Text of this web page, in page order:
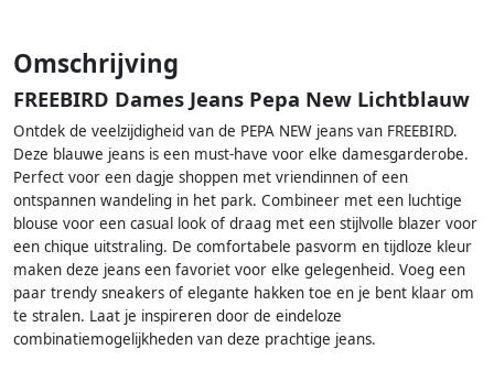
Omschrijving
FREEBIRD Dames Jeans Pepa New Lichtblauw
Ontdek de veelzijdigheid van de PEPA NEW jeans van FREEBIRD.
Deze blauwe jeans is een must-have voor elke damesgarderobe.
Perfect voor een dagje shoppen met vriendinnen of een
ontspannen wandeling in het park. Combineer met een luchtige
blouse voor een casual look of draag met een stijlvolle blazer voor
een chique uitstraling. De comfortabele pasvorm en tijdloze kleur
maken deze jeans een favoriet voor elke gelegenheid. Voeg een
paar trendy sneakers of elegante hakken toe en je bent klaar om
te stralen. Laat je inspireren door de eindeloze
combinatiemogelijkheden van deze prachtige jeans.